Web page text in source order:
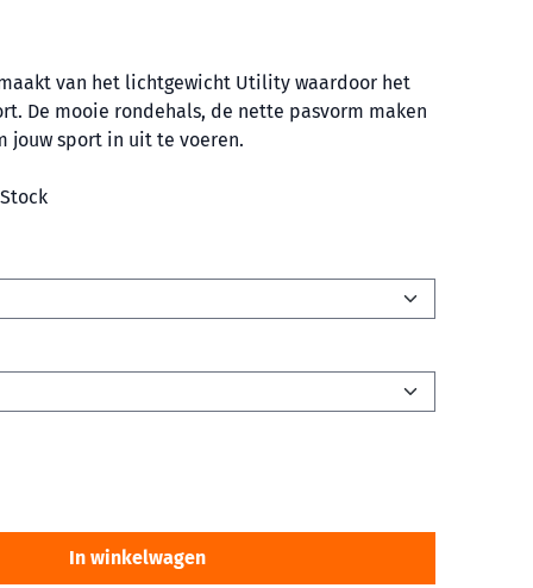
van het lichtgewicht Utility waardoor het
De mooie rondehals, de nette pasvorm maken
jouw sport in uit te voeren.
In winkelwagen